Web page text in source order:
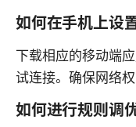
如何在手机上设
下载相应的移动端
试连接。确保网络
如何进行规则调优